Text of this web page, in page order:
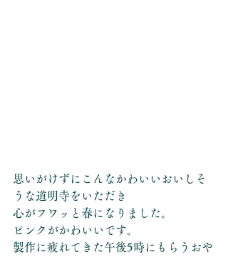
思いがけずにこんなかわいいおいしそ
うな道明寺をいただき
心がフワッと春になりました。
ピンクがかわいいです。
製作に疲れてきた午後5時にもらうおや